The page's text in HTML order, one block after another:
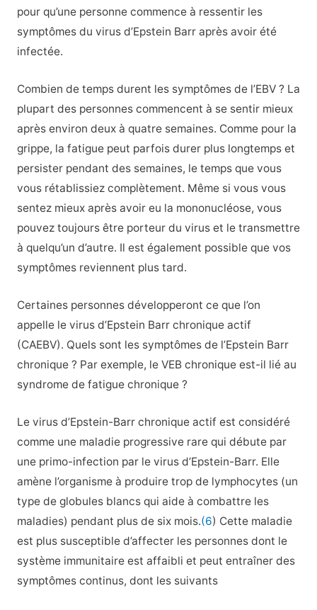
pour qu’une personne commence à ressentir les
symptômes du virus d’Epstein Barr après avoir été
infectée.
Combien de temps durent les symptômes de l’EBV ? La
plupart des personnes commencent à se sentir mieux
après environ deux à quatre semaines. Comme pour la
grippe, la fatigue peut parfois durer plus longtemps et
persister pendant des semaines, le temps que vous
vous rétablissiez complètement. Même si vous vous
sentez mieux après avoir eu la mononucléose, vous
pouvez toujours être porteur du virus et le transmettre
à quelqu’un d’autre. Il est également possible que vos
symptômes reviennent plus tard.
Certaines personnes développeront ce que l’on
appelle le virus d’Epstein Barr chronique actif
(CAEBV). Quels sont les symptômes de l’Epstein Barr
chronique ? Par exemple, le VEB chronique est-il lié au
syndrome de fatigue chronique ?
Le virus d’Epstein-Barr chronique actif est considéré
comme une maladie progressive rare qui débute par
une primo-infection par le virus d’Epstein-Barr. Elle
amène l’organisme à produire trop de lymphocytes (un
type de globules blancs qui aide à combattre les
maladies) pendant plus de six mois.(6) Cette maladie
est plus susceptible d’affecter les personnes dont le
système immunitaire est affaibli et peut entraîner des
symptômes continus, dont les suivants